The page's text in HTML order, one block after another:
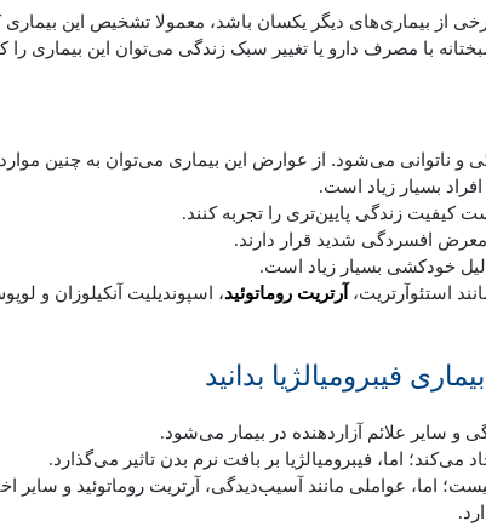
برخی از بیماری‌های دیگر یکسان باشد، معمولا تشخیص این
با مصرف دارو یا تغییر سبک زندگی می‌توان این بیماری را
و ناتوانی می‌شود. از عوارض این بیماری می‌توان به چنین
بسیار زیاد است.
کیفیت زندگی پایین‌تری را تجربه کنند.
معرض افسردگی شدید قرار دارند.
خودکشی بسیار زیاد است.
استئوآرتریت، آرتریت روماتوئید، اسپوندیلیت آنکیلوزان و
فیبرومیالژیا بدانید
و سایر علائم آزاردهنده در بیمار می‌شود.
می‌کند؛ اما، فیبرومیالژیا بر بافت نرم بدن تاثیر می‌گذارد.
اما، عواملی مانند آسیب‌دیدگی، آرتریت روماتوئید و سایر